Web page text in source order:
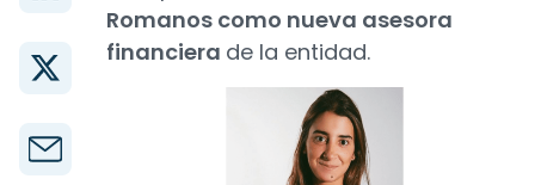
Romanos como nueva asesora
financiera de la entidad.